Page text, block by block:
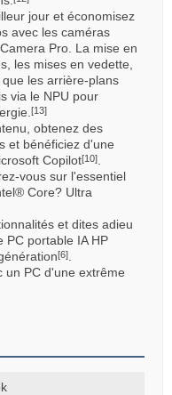
jour et économisez
avec les caméras
Pro. La mise en
les mises en vedette,
les arrière-plans
via le NPU pour
[13]
obtenez des
et bénéficiez d'une
Copilot[10]
vous sur l'essentiel
Core? Ultra
et dites adieu
PC portable IA HP
[6]
un PC d'une extrême